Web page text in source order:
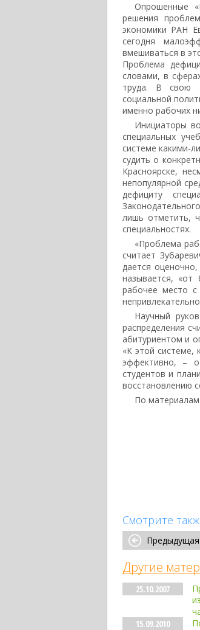
Опрошенные
решения
экономики РАН
сегодня
вмешиваться в
Проблема
словами, в
труда. В свою
социальной
именно рабочих
Инициаторы
специальных
системе какими-
судить о
Красноярске,
непопулярной
дефициту
лишь отметить,
специальностях.
«Проблема
считает
дается
называется, «от
рабочее место
Научный
распределения
абитуриентом и
«К этой системе,
эффективно, –
студентов и
восстановлению
По
Смотрите
Другие
25.10.2007
15.09.2010